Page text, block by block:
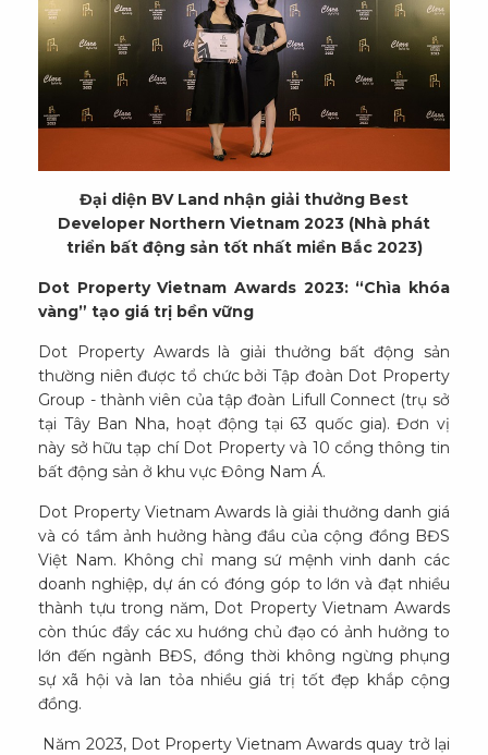
Đại diện BV Land nhận giải thưởng Best
Developer Northern Vietnam 2023 (Nhà phát
triển bất động sản tốt nhất miền Bắc 2023)
Dot Property Vietnam Awards 2023: “Chìa khóa
vàng” tạo giá trị bền vững
Dot Property Awards là giải thưởng bất động sản
thường niên được tổ chức bởi Tập đoàn Dot Property
Group - thành viên của tập đoàn Lifull Connect (trụ sở
tại Tây Ban Nha, hoạt động tại 63 quốc gia). Đơn vị
này sở hữu tạp chí Dot Property và 10 cổng thông tin
bất động sản ở khu vực Đông Nam Á.
Dot Property Vietnam Awards là giải thưởng danh giá
và có tầm ảnh hưởng hàng đầu của cộng đồng BĐS
Việt Nam. Không chỉ mang sứ mệnh vinh danh các
doanh nghiệp, dự án có đóng góp to lớn và đạt nhiều
thành tựu trong năm, Dot Property Vietnam Awards
còn thúc đẩy các xu hướng chủ đạo có ảnh hưởng to
lớn đến ngành BĐS, đồng thời không ngừng phụng
sự xã hội và lan tỏa nhiều giá trị tốt đẹp khắp cộng
đồng.
Năm 2023, Dot Property Vietnam Awards quay trở lại